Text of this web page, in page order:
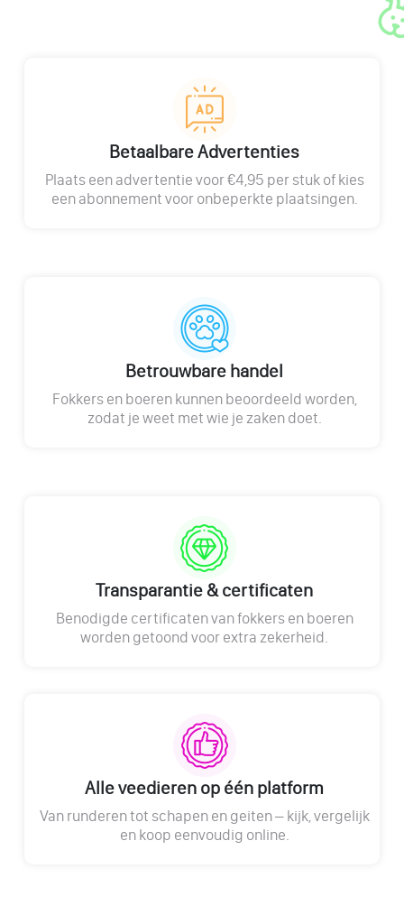
Betaalbare Advertenties
Plaats een advertentie voor €4,95 per stuk of kies
een abonnement voor onbeperkte plaatsingen.
Betrouwbare handel
Fokkers en boeren kunnen beoordeeld worden,
zodat je weet met wie je zaken doet.
Transparantie & certificaten
Benodigde certificaten van fokkers en boeren
worden getoond voor extra zekerheid.
Alle veedieren op één platform
Van runderen tot schapen en geiten – kijk, vergelijk
en koop eenvoudig online.